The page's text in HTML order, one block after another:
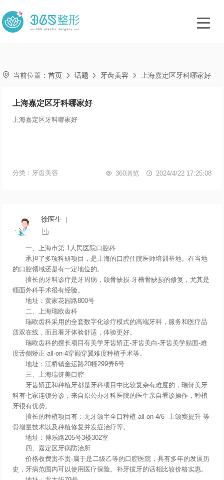
 当前位置：首页  话题  牙齿美容  上海嘉定区牙科哪家好
上海嘉定区牙科哪家好
上海嘉定区牙科哪家好
分类：牙齿美容  360浏览  2024/4/22 17:25:08
徐医生 |

一、上海市第 1人民医院口腔科
承担了多项科研项目，是上海的口腔住院医师培训基地。在当地
的口腔领域还是有一定地位的。
擅长的牙科诊疗是牙周病，颌骨缺损-牙槽骨缺损的修复，尤其是
颌面外科手术很有经验。
地址：黄家花园路800号
二、上海瑞欧齿科
瑞欧齿科采用的全套数字化诊疗模式的高端牙科，服务和医疗品
质双在线，而且看牙体验舒适，体验更好。
瑞欧齿科的擅长项目有美学牙齿矫正-牙齿美白-牙齿美学贴面-难
度舌侧矫正-all-on-4穿颧穿翼难度种植手术等。
地址：江桥镇金运路20幢299弄6号
三、上海瑞伢美口腔
牙齿矫正和种植牙都是牙科项目中比较复杂有难度的，瑞伢美牙
科有七家连锁分诊，来自原公办牙科医院的医生亲自看诊操作，种植
牙很有优势。
擅长的种植项目有：无牙颌半全口种植 all-on-4/6 -上颌窦提升 等
骨增量技术以及种植修复并发症治疗等。
地址：博乐路205号3楼302室
四、嘉定区牙病防治所
价格收费贵不贵-属于是二级乙等的口腔医院，具有多年的发展历
史，牙病范围内可以使用医疗保险。补牙拔牙的话相比较价格实惠。